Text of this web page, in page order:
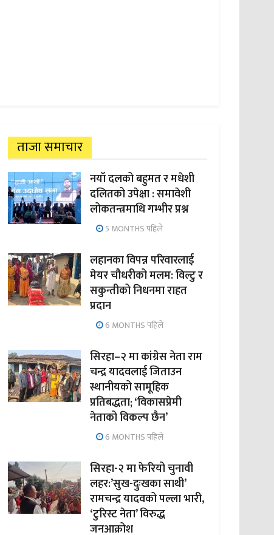
ताजा समाचार
नयाँ दलको बहुमत र मधेशी
दलितको उपेक्षा : समावेशी
लोकतन्त्रमाथि गम्भीर प्रश्न
5 MONTHS पहिले
लहानका विपन्न परिवारलाई
मेयर चौधरीको मलम: विल्टु र
सकुन्तीको निधनमा राहत
प्रदान
6 MONTHS पहिले
सिरहा–२ मा कांग्रेस नेता राम
चन्द्र यादवलाई जिताउन
स्थानीयको सामूहिक
प्रतिबद्धता; ‘विकासप्रेमी
नेताको विकल्प छैन’
6 MONTHS पहिले
सिरहा-२ मा फेरियो चुनावी
लहर:’सुख-दुःखका साथी’
रामचन्द्र यादवको पल्ला भारी,
‘टुरिस्ट नेता’ विरुद्ध
जनआक्रोश